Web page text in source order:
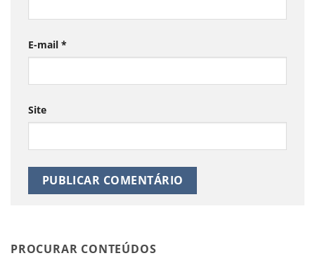
E-mail *
Site
PROCURAR CONTEÚDOS